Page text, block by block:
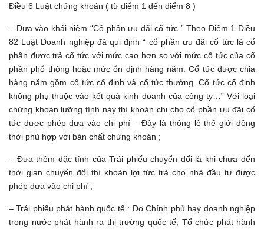
Điều 6 Luật chứng khoán ( từ điểm 1 đến điểm 8 )
– Đưa vào khái niệm “Cổ phần ưu đãi cổ tức ” Theo Điểm 1 Điều
82 Luật Doanh nghiệp đã qui định “ cổ phần ưu đãi cổ tức là cổ
phần được trả cổ tức với mức cao hơn so với mức cổ tức của cổ
phần phổ thông hoặc mức ổn định hàng năm. Cổ tức được chia
hàng năm gồm cổ tức cố định và cổ tức thưởng. Cổ tức cố định
không phụ thuộc vào kết quả kinh doanh của công ty…” Với loại
chứng khoán lưỡng tính này thì khoản chi cho cổ phần ưu đãi cổ
tức được phép đưa vào chi phí – Đây là thông lệ thế giới đồng
thời phù hợp với bản chất chứng khoán ;
– Đưa thêm đặc tính của Trái phiếu chuyển đổi là khi chưa đến
thời gian chuyển đổi thì khoản lợi tức trả cho nhà đầu tư được
phép đưa vào chi phí ;
– Trái phiếu phát hành quốc tế : Do Chính phủ hay doanh nghiệp
trong nước phát hành ra thị trường quốc tế; Tổ chức phát hành